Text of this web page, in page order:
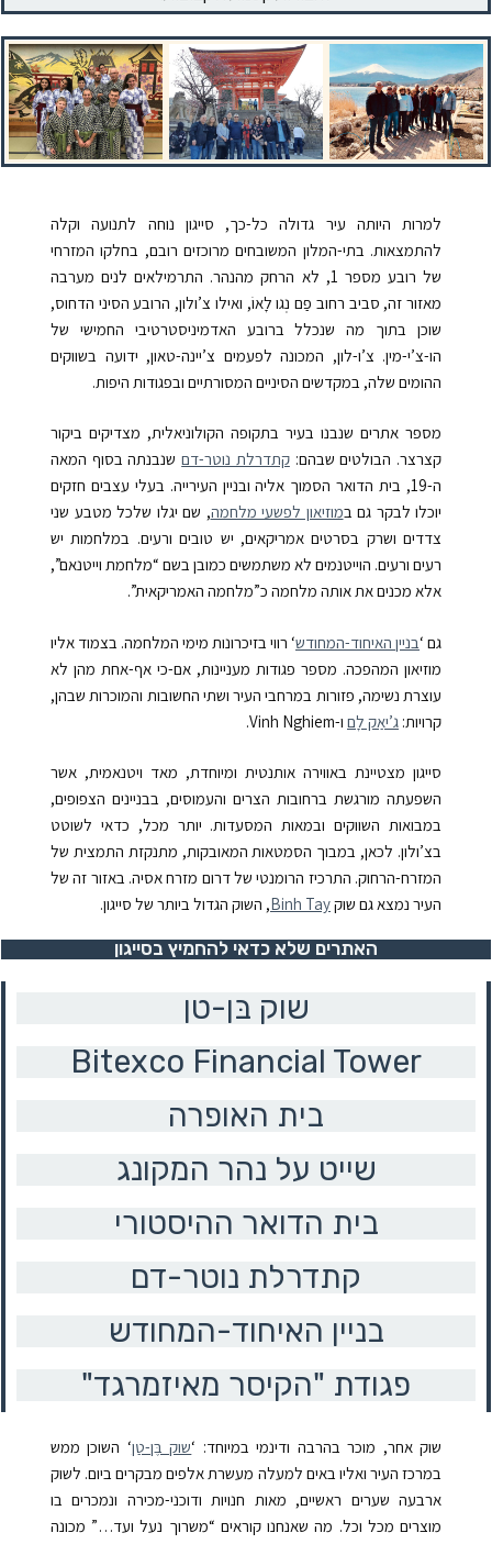
למרות היותה עיר גדולה כל-כך, סייגון נוחה לתנועה וקלה
להתמצאות. בתי-המלון המשובחים מרוכזים רובם, בחלקו המזרחי
של רובע מספר 1, לא הרחק מהנהר. התרמילאים לנים מערבה
מאזור זה, סביב רחוב פַם נְגו לָאוֹ, ואילו צ’ולון, הרובע הסיני הדחוס,
שוכן בתוך מה שנכלל ברובע האדמיניסטרטיבי החמישי של
הו-צ’י-מין. צ’ו-לון, המכונה לפעמים צ’יינה-טאון, ידועה בשווקים
ההומים שלה, במקדשים הסיניים המסורתיים ובפגודות היפות.
מספר אתרים שנבנו בעיר בתקופה הקולוניאלית, מצדיקים ביקור
קצרצר. הבולטים שבהם:קתדרלת נוטר-דםשנבנתה בסוף המאה
ה-19, בית הדואר הסמוך אליה ובניין העירייה. בעלי עצבים חזקים
יוכלו לבקר גם במוזיאון לפשעי מלחמה, שם יגלו שלכל מטבע שני
צדדים ושרק בסרטים אמריקאים, יש טובים ורעים. במלחמות יש
רעים ורעים. הוייטנמים לא משתמשים כמובן בשם “מלחמת וייטנאם”,
אלא מכנים את אותה מלחמה כ”מלחמה האמריקאית”.
גם ‘בניין האיחוד-המחודש‘ רווי בזיכרונות מימי המלחמה. בצמוד אליו
מוזיאון המהפכה. מספר פגודות מעניינות, אם-כי אף-אחת מהן לא
עוצרת נשימה, פזורות במרחבי העיר ושתי החשובות והמוכרות שבהן,
קרויות: ג’יאַק לָם ו-.Vinh Nghiem
סייגון מצטיינת באווירה אותנטית ומיוחדת, מאד ויטנאמית, אשר
השפעתה מורגשת ברחובות הצרים והעמוסים, בבניינים הצפופים,
במבואות השווקים ובמאות המסעדות. יותר מכל, כדאי לשוטט
בצ’ולון. לכאן, במבוך הסמטאות המאובקות, מתנקזת התמצית של
המזרח-הרחוק. התרכיז הרומנטי של דרום מזרח אסיה. באזור זה של
העיר נמצא גם שוקBinh Tay, השוק הגדול ביותר של סייגון.
האתרים שלא כדאי להחמיץ בסייגון
שוק בּן-טן
Bitexco Financial Tower
בית האופרה
שייט על נהר המקונג
בית הדואר ההיסטורי
קתדרלת נוטר-דם
בניין האיחוד-המחודש
"פגודת "הקיסר מאיזמרגד
שוק אחר, מוכר בהרבה ודינמי במיוחד: ‘שוק בֶּן-טַן‘ השוכן ממש
במרכז העיר ואליו באים למעלה מעשרת אלפים מבקרים ביום. לשוק
ארבעה שערים ראשיים, מאות חנויות ודוכני-מכירה ונמכרים בו
מוצרים מכל וכל. מה שאנחנו קוראים “משרוך נעל ועד…” מכונה